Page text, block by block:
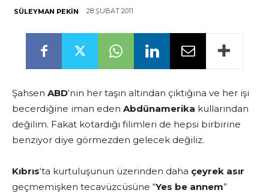
SÜLEYMAN PEKIN 28 ŞUBAT 2011
Şahsen ABD‘nin her taşın altından çıktığına ve her işi
becerdiğine iman eden Abdünamerika kullarından
değilim. Fakat kotardığı filimleri de hepsi birbirine
benziyor diye görmezden gelecek değiliz.
Kıbrıs‘ta kurtuluşunun üzerinden daha çeyrek asır
geçmemişken tecavüzcüsüne “Yes be annem”